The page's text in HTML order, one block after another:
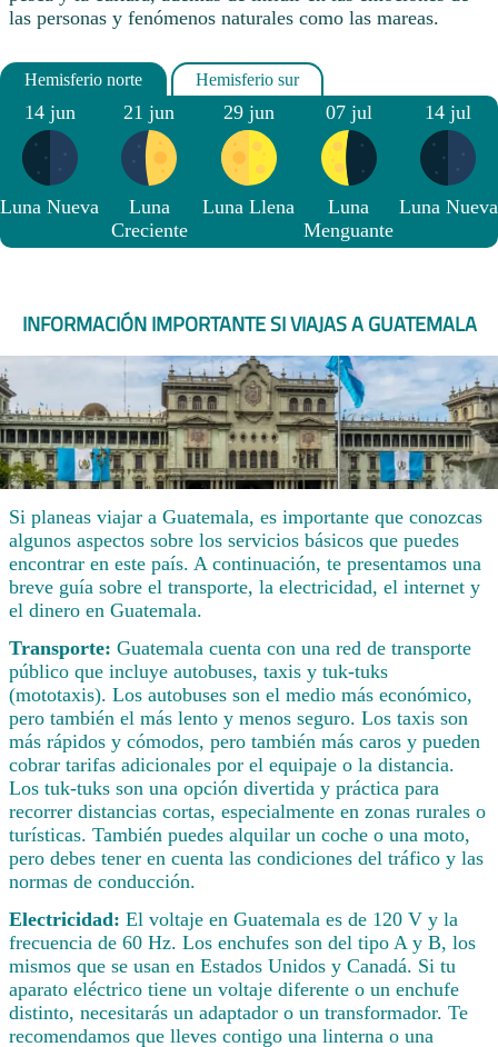
las personas y fenómenos naturales como las mareas.
14 jun
Luna Nueva
21 jun
Luna
Creciente
29 jun
Luna Llena
07 jul
Luna
Menguante
14 jul
Luna Nueva
INFORMACIÓN IMPORTANTE SI VIAJAS A GUATEMALA
Si planeas viajar a Guatemala, es importante que conozcas
algunos aspectos sobre los servicios básicos que puedes
encontrar en este país. A continuación, te presentamos una
breve guía sobre el transporte, la electricidad, el internet y
el dinero en Guatemala.
Transporte: Guatemala cuenta con una red de transporte
público que incluye autobuses, taxis y tuk-tuks
(mototaxis). Los autobuses son el medio más económico,
pero también el más lento y menos seguro. Los taxis son
más rápidos y cómodos, pero también más caros y pueden
cobrar tarifas adicionales por el equipaje o la distancia.
Los tuk-tuks son una opción divertida y práctica para
recorrer distancias cortas, especialmente en zonas rurales o
turísticas. También puedes alquilar un coche o una moto,
pero debes tener en cuenta las condiciones del tráfico y las
normas de conducción.
Electricidad: El voltaje en Guatemala es de 120 V y la
frecuencia de 60 Hz. Los enchufes son del tipo A y B, los
mismos que se usan en Estados Unidos y Canadá. Si tu
aparato eléctrico tiene un voltaje diferente o un enchufe
distinto, necesitarás un adaptador o un transformador. Te
recomendamos que lleves contigo una linterna o una